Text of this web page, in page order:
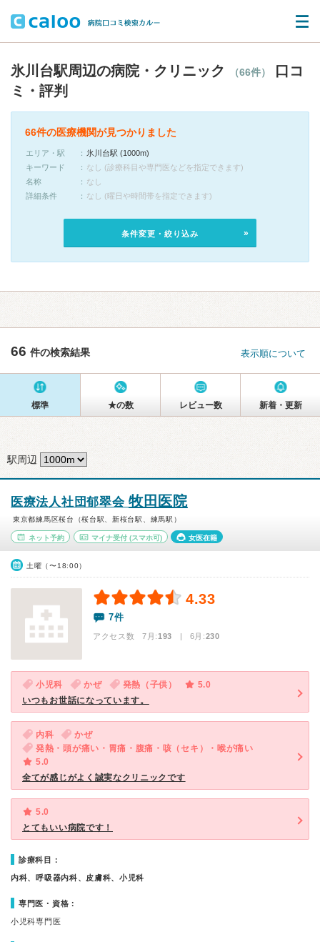
氷川台駅周辺の病院・クリニック （66件）
口コ
ミ・評判
66件の医療機関が見つかりました
エリア・駅
氷川台駅 (1000m)
キーワード
なし (診療科目や専門医などを指定できます)
名称
なし
詳細条件
なし (曜日や時間帯を指定できます)
条件変更・絞り込み
66 件の検索結果 表示順について
標準 ★の数 レビュー数 新着・更新
駅周辺
医療法人社団郁翠会 牧田医院
東京都練馬区桜台（桜台駅、新桜台駅、練馬駅）
ネット予約 マイナ受付(スマホ可) 女医在籍
土曜（〜18:00）
4.33
7件
アクセス数 7月:193 | 6月:230
小児科 かぜ 発熱（子供）
5.0
いつもお世話になっています。
内科
かぜ
発熱・頭が痛い・胃痛・腹痛・咳（セキ）・喉が痛い
5.0
全てが感じがよく誠実なクリニックです
5.0
とてもいい病院です！
診療科目：
内科、呼吸器内科、皮膚科、小児科
専門医・資格：
小児科専門医